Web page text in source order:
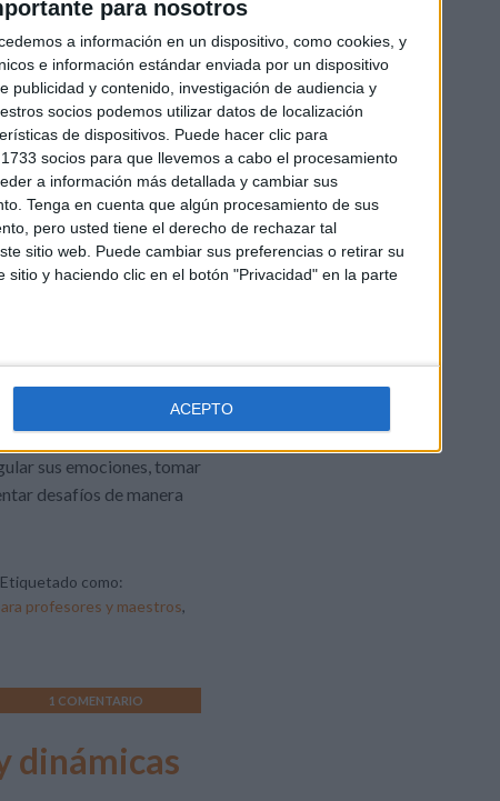
para nosotros
a información en un dispositivo, como cookies, y
e información estándar enviada por un dispositivo
publicidad y contenido, investigación de audiencia y
socios podemos utilizar datos de localización
de dispositivos. Puede hacer clic para
socios para que llevemos a cabo el procesamiento
a información más detallada y cambiar sus
Tenga en cuenta que algún procesamiento de sus
pero usted tiene el derecho de rechazar tal
sitio web. Puede cambiar sus preferencias o retirar su
y haciendo clic en el botón "Privacidad" en la parte
ACEPTO
y […]
las emociones,autocontrol,
,rincón de la calma,
DEJA UN COMENTARIO
niños: La
aulas relacionadas
que el autocontrol es
deben desarrollar a
sus emociones, tomar
desafíos de manera
Etiquetado como:
profesores y maestros,
1 COMENTARIO
dinámicas